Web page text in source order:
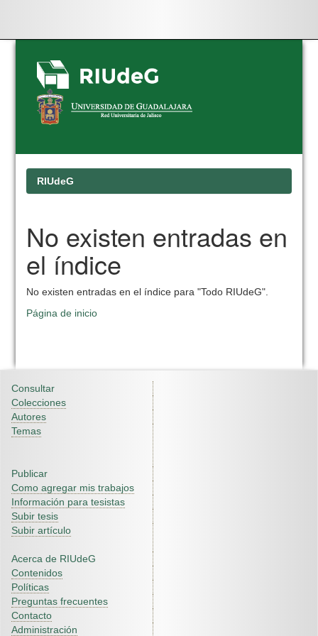
Skip
navigation
RIUdeG
No existen entradas en
el índice
No existen entradas en el índice para "Todo RIUdeG".
Página de inicio
Consultar
Colecciones
Autores
Temas
Publicar
Como agregar mis trabajos
Información para tesistas
Subir tesis
Subir artículo
Acerca de RIUdeG
Contenidos
Políticas
Preguntas frecuentes
Contacto
Administración